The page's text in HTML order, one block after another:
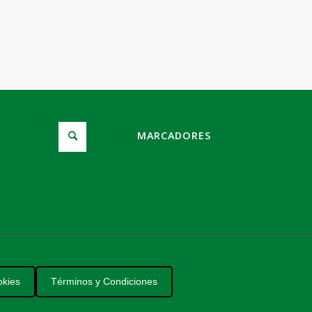
MARCADORES
Términos y Condiciones